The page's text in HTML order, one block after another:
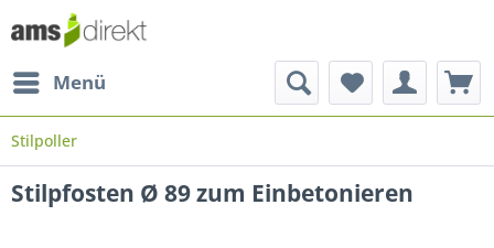
Menü
Stilpoller
Stilpfosten Ø 89 zum Einbetonieren